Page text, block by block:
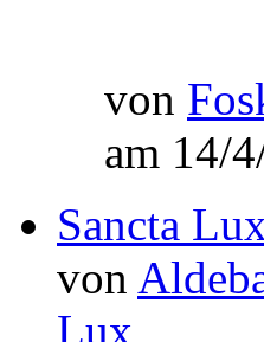
von
am 14/
Sancta
von
Lux